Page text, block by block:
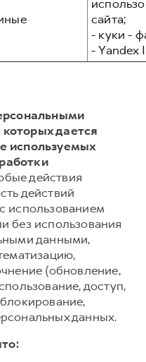
сайта;
- куки -
- Yandex
дается
используемых
действия
действий
использованием
без использования
данными,
(обновление,
доступ,
данных.